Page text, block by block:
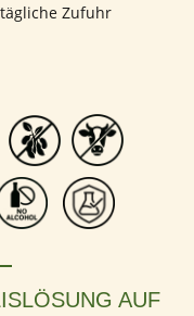
Zufuhr
AUF